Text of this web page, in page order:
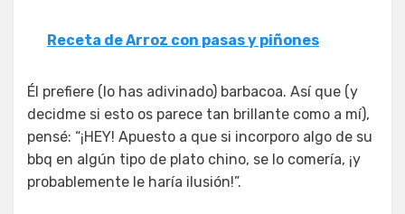
Receta de Arroz con pasas y piñones
Él prefiere (lo has adivinado) barbacoa. Así que (y
decidme si esto os parece tan brillante como a mí),
pensé: “¡HEY! Apuesto a que si incorporo algo de su
bbq en algún tipo de plato chino, se lo comería, ¡y
probablemente le haría ilusión!”.